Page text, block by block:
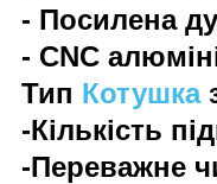
- Посилена
- CNC
Тип Котушка
-Кількість
-